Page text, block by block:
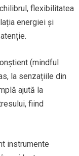
flexibilitatea
energiei și
(mindful
la senzațiile din
ajută la
fiind
instrumente